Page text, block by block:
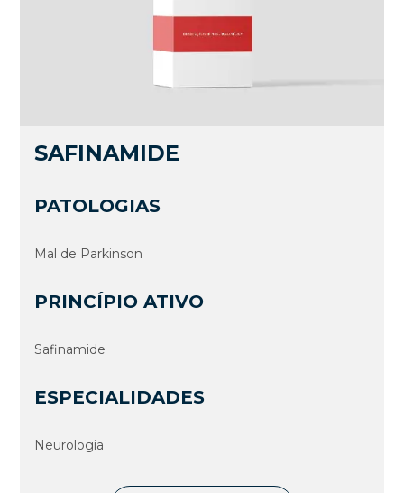
SAFINAMIDE
PATOLOGIAS
Mal de Parkinson
PRINCÍPIO ATIVO
Safinamide
ESPECIALIDADES
Neurologia